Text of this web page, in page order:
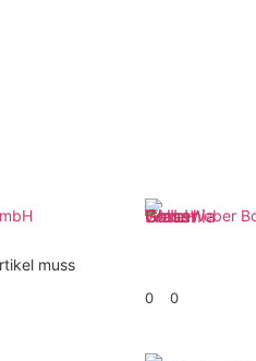
muss
Weber
0 0